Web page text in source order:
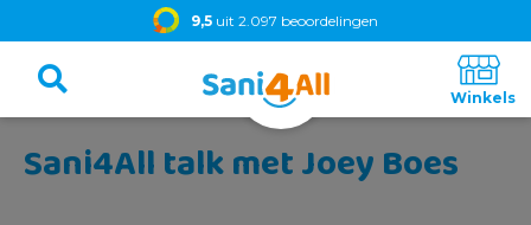
9,5 uit 2.097 beoordelingen
Sani4All talk met Joey Boes